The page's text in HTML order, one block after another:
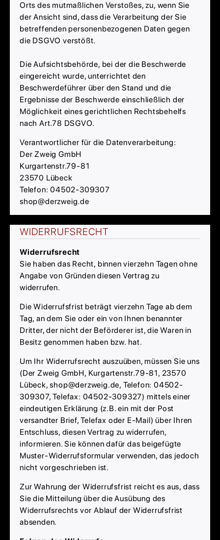
Orts des mutmaßlichen Verstoßes, zu, wenn Sie
der Ansicht sind, dass die Verarbeitung der Sie
betreffenden personenbezogenen Daten gegen
die DSGVO verstößt.
Die Aufsichtsbehörde, bei der die Beschwerde
eingereicht wurde, unterrichtet den
Beschwerdeführer über den Stand und die
Ergebnisse der Beschwerde einschließlich der
Möglichkeit eines gerichtlichen Rechtsbehelfs
nach Art.78 DSGVO.
Verantwortlicher für die Datenverarbeitung:
Der Zweig GmbH
Kurgartenstr.79-81
23570 Lübeck
Telefon: 04502-309307
shop@derzweig.de
WIDERRUFSRECHT
Widerrufsrecht
Sie haben das Recht, binnen vierzehn Tagen ohne
Angabe von Gründen diesen Vertrag zu
widerrufen.
Die Widerrufsfrist beträgt vierzehn Tage ab dem
Tag, an dem Sie oder ein von Ihnen benannter
Dritter, der nicht der Beförderer ist, die Waren in
Besitz genommen haben bzw. hat.
Um Ihr Widerrufsrecht auszuüben, müssen Sie uns
(Der Zweig GmbH, Kurgartenstr.79-81, 23570
Lübeck, shop@derzweig.de, Telefon: 04502-
309307, Telefax: 04502-309327) mittels einer
eindeutigen Erklärung (z.B. ein mit der Post
versandter Brief, Telefax oder E-Mail) über Ihren
Entschluss, diesen Vertrag zu widerrufen,
informieren. Sie können dafür das beigefügte
Muster-Widerrufsformular verwenden, das jedoch
nicht vorgeschrieben ist.
Zur Wahrung der Widerrufsfrist reicht es aus, dass
Sie die Mitteilung über die Ausübung des
Widerrufsrechts vor Ablauf der Widerrufsfrist
absenden.